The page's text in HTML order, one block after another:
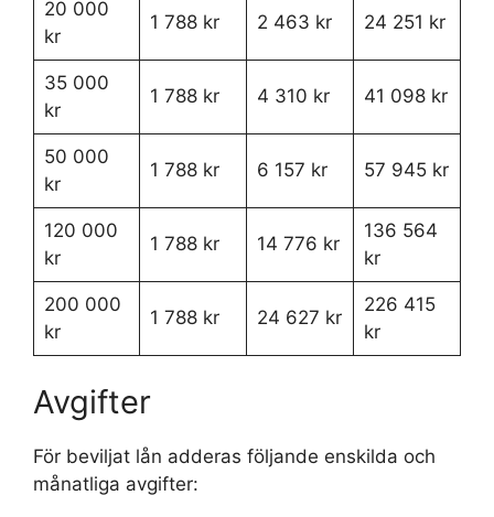
20 000
kr
1 788 kr 2 463 kr 24 251 kr
35 000
kr
1 788 kr 4 310 kr 41 098 kr
50 000
kr
1 788 kr 6 157 kr 57 945 kr
120 000
kr
1 788 kr 14 776 kr
136 564
kr
200 000
kr
1 788 kr 24 627 kr
226 415
kr
Avgifter
För beviljat lån adderas följande enskilda och
månatliga avgifter: